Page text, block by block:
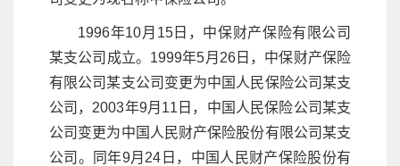
1996年10月15日，中保财产保险有限公司
某支公司成立。1999年5月26日，中保财产保险
有限公司某支公司变更为中国人民保险公司某支
公司，2003年9月11日，中国人民保险公司某支
公司变更为中国人民财产保险股份有限公司某支
公司。同年9月24日，中国人民财产保险股份有